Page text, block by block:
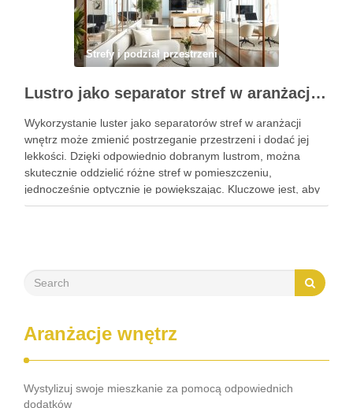
Strefy i podział przestrzeni
Lustro jako separator stref w aranżacji wnętrz: praktyczne sposoby na wyodrębnienie i optyczne powiększenie przestrzeni
Wykorzystanie luster jako separatorów stref w aranżacji
wnętrz może zmienić postrzeganie przestrzeni i dodać jej
lekkości. Dzięki odpowiednio dobranym lustrom, można
skutecznie oddzielić różne stref w pomieszczeniu,
jednocześnie optycznie je powiększając. Kluczowe jest, aby
zrozumieć, jakie cechy luster wpływają na ich funkcjonalność
Aranżacje wnętrz
Wystylizuj swoje mieszkanie za pomocą odpowiednich
dodatków